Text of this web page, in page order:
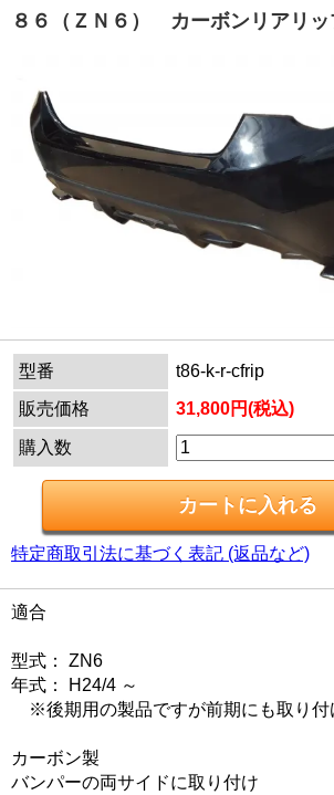
８６（ＺＮ６） カーボンリアリッ
型番
t86-k-r-cfrip
販売価格
31,800円(税込)
購入数
特定商取引法に基づく表記 (返品など)
適合
型式： ZN6
年式： H24/4 ～
※後期用の製品ですが前期にも取り付
カーボン製
バンパーの両サイドに取り付け